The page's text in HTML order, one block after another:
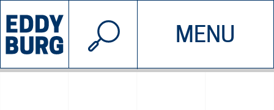
MENU
INIZIATIVE CHI SIAMO
© 2026 EDDYBURG